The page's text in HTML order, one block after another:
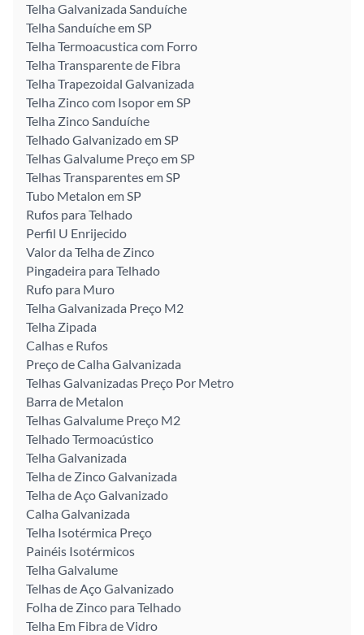
Telha Galvanizada Sanduíche
Telha Sanduíche em SP
Telha Termoacustica com Forro
Telha Transparente de Fibra
Telha Trapezoidal Galvanizada
Telha Zinco com Isopor em SP
Telha Zinco Sanduíche
Telhado Galvanizado em SP
Telhas Galvalume Preço em SP
Telhas Transparentes em SP
Tubo Metalon em SP
Rufos para Telhado
Perfil U Enrijecido
Valor da Telha de Zinco
Pingadeira para Telhado
Rufo para Muro
Telha Galvanizada Preço M2
Telha Zipada
Calhas e Rufos
Preço de Calha Galvanizada
Telhas Galvanizadas Preço Por Metro
Barra de Metalon
Telhas Galvalume Preço M2
Telhado Termoacústico
Telha Galvanizada
Telha de Zinco Galvanizada
Telha de Aço Galvanizado
Calha Galvanizada
Telha Isotérmica Preço
Painéis Isotérmicos
Telha Galvalume
Telhas de Aço Galvanizado
Folha de Zinco para Telhado
Telha Em Fibra de Vidro